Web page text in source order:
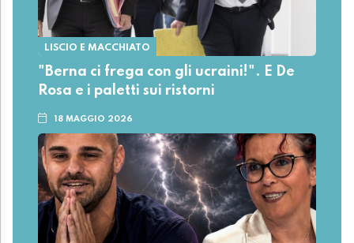
LISCIO E MACCHIATO
"Berna ci frega con gli ucraini!". E De
Rosa e i paletti sui ristorni
18 MAGGIO 2026